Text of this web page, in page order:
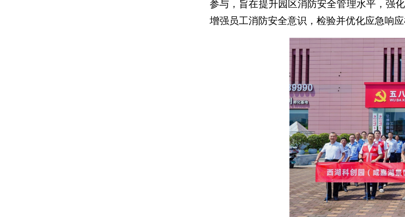
参与，旨在提升园区消防安全管理水平，强
增强员工消防安全意识，检验并优化应急响应